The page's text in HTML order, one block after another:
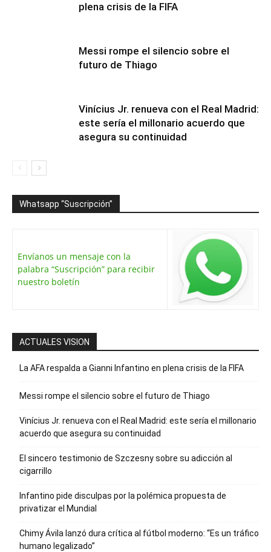
plena crisis de la FIFA
Messi rompe el silencio sobre el
futuro de Thiago
Vinícius Jr. renueva con el Real Madrid:
este sería el millonario acuerdo que
asegura su continuidad
Whatsapp “Suscripción”
Envíanos un mensaje con la
palabra “Suscripción” para recibir
nuestro boletín
ACTUALES VISION
La AFA respalda a Gianni Infantino en plena crisis de la FIFA
Messi rompe el silencio sobre el futuro de Thiago
Vinícius Jr. renueva con el Real Madrid: este sería el millonario
acuerdo que asegura su continuidad
El sincero testimonio de Szczesny sobre su adicción al
cigarrillo
Infantino pide disculpas por la polémica propuesta de
privatizar el Mundial
Chimy Ávila lanzó dura crítica al fútbol moderno: “Es un tráfico
humano legalizado”